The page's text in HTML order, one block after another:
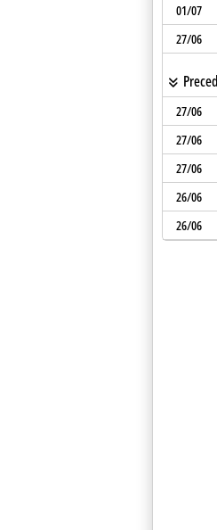
01/07
27/06
27/06
27/06
27/06
26/06
26/06